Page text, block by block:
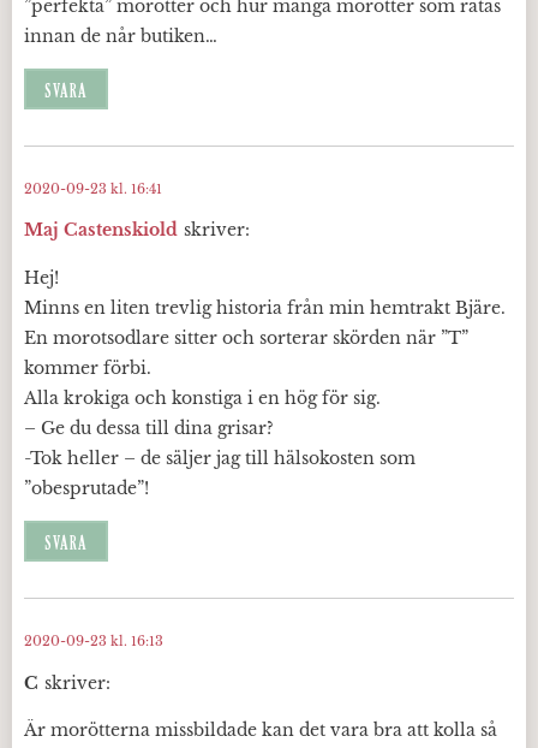
”perfekta” morötter och hur många morötter som ratas
innan de når butiken…
SVARA
Maj Castenskiold skriver:
2020-09-23 kl. 16:41
Hej!
Minns en liten trevlig historia från min hemtrakt Bjäre.
En morotsodlare sitter och sorterar skörden när ”T”
kommer förbi.
Alla krokiga och konstiga i en hög för sig.
– Ge du dessa till dina grisar?
-Tok heller – de säljer jag till hälsokosten som
”obesprutade”!
SVARA
C skriver:
2020-09-23 kl. 16:13
Är morötterna missbildade kan det vara bra att kolla så